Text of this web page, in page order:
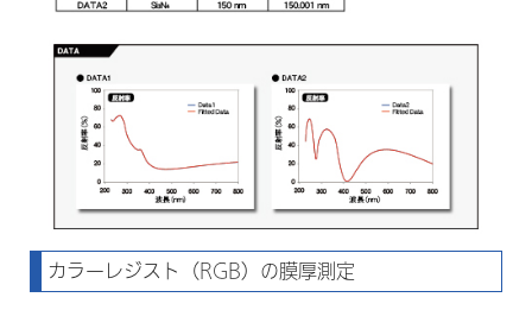
カラーレジスト（RGB）の膜厚測定